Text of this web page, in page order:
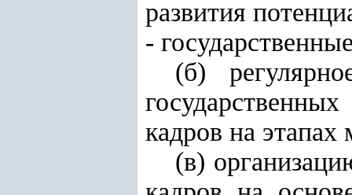
развития
-
(б)
кадров на этапах
(в)